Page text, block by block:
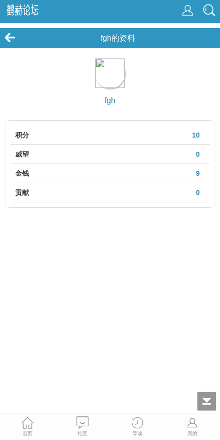
fgh的资料
fgh
10
积分
0
威望
9
金钱
0
贡献
首页 社区 导读 我的